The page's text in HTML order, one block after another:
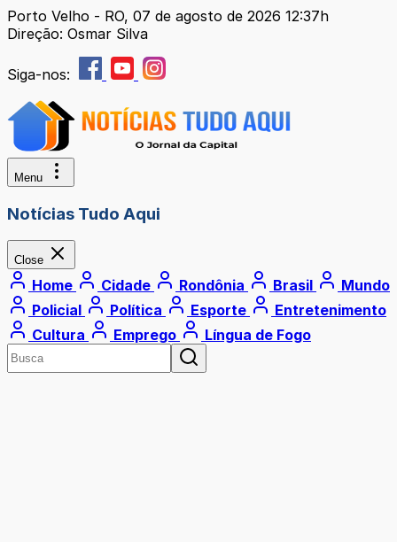
Porto Velho - RO, 07 de agosto de 2026 12:37h
Direção: Osmar Silva
Siga-nos:
Menu
Notícias Tudo Aqui
Close
Home Cidade Rondônia Brasil
Mundo
Policial
Política Esporte
Entretenimento
Cultura
Emprego Língua de Fogo